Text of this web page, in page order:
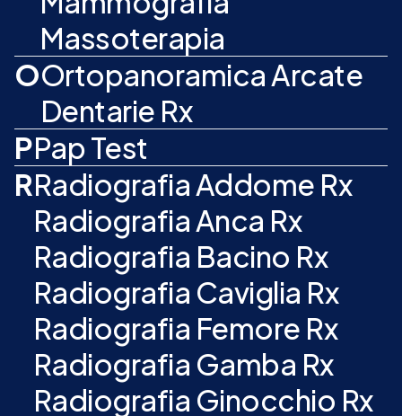
Massoterapia
OOrtopanoramica Arcate
Dentarie Rx
PPap Test
RRadiografia Addome Rx
Radiografia Anca Rx
Radiografia Bacino Rx
Radiografia Caviglia Rx
Radiografia Femore Rx
Radiografia Gamba Rx
Radiografia Ginocchio Rx